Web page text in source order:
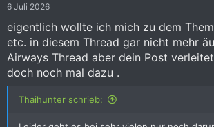
n
6 Juli 2026
eigentlich wollte ich mich zu dem
etc. in diesem Thread gar nicht mehr
Airways Thread aber dein Post
doch noch mal dazu .
Thaihunter schrieb: